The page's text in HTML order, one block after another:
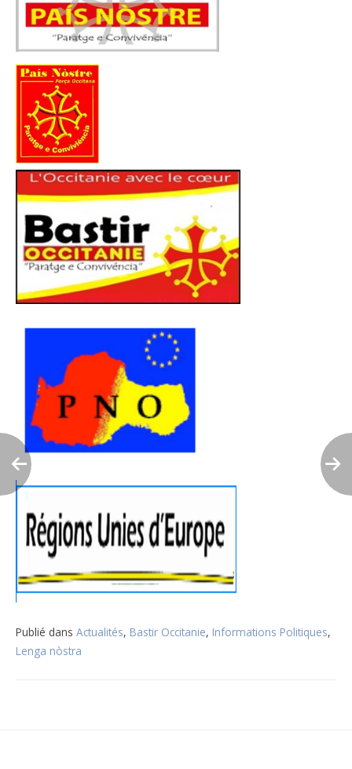
Publié dans Actualités, Bastir Occitanie, Informations Politiques,
Lenga nòstra